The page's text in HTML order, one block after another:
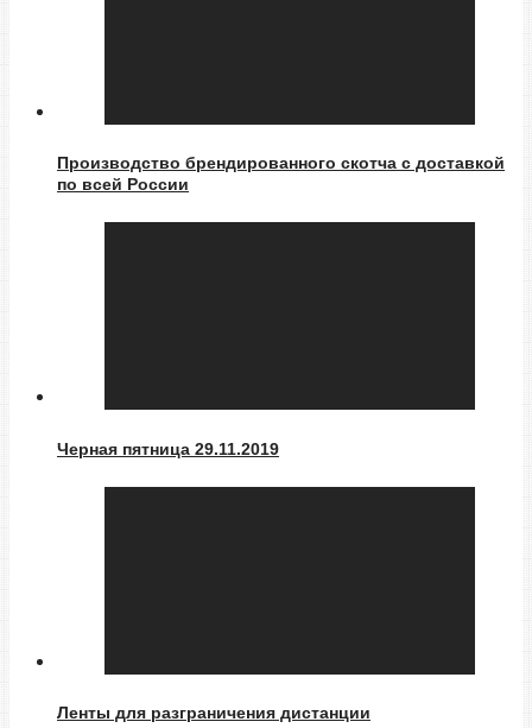
Производство брендированного скотча с доставкой
по всей России
Черная пятница 29.11.2019
Ленты для разграничения дистанции